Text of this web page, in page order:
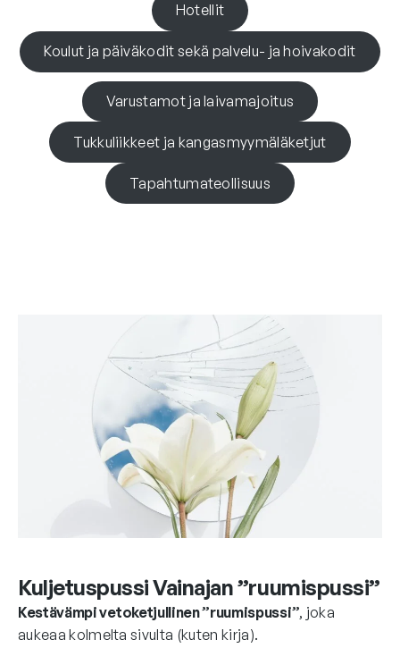
Hotellit
Koulut ja päiväkodit sekä palvelu- ja hoivakodit
Varustamot ja laivamajoitus
Tukkuliikkeet ja kangasmyymäläketjut
Tapahtumateollisuus
Kuljetuspussi Vainajan ”ruumispussi”
Kestävämpi vetoketjullinen ”ruumispussi”, joka
aukeaa kolmelta sivulta (kuten kirja).